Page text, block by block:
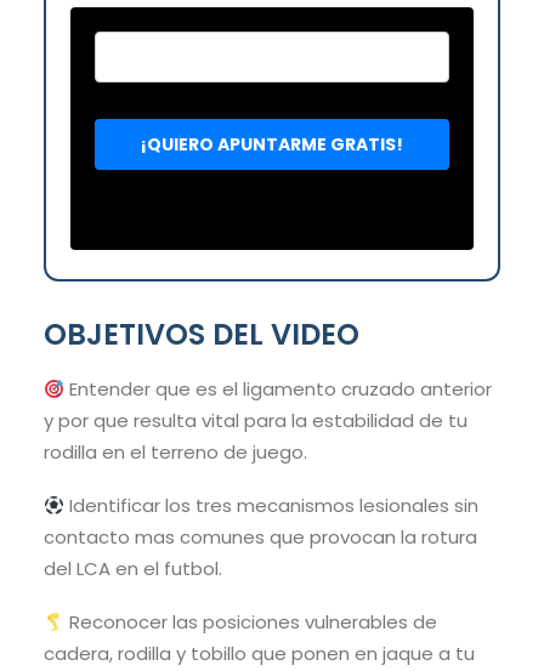
OBJETIVOS DEL VIDEO
Entender que es el ligamento cruzado anterior
y por que resulta vital para la estabilidad de tu
rodilla en el terreno de juego.
Identificar los tres mecanismos lesionales sin
contacto mas comunes que provocan la rotura
del LCA en el futbol.
Reconocer las posiciones vulnerables de
cadera, rodilla y tobillo que ponen en jaque a tu